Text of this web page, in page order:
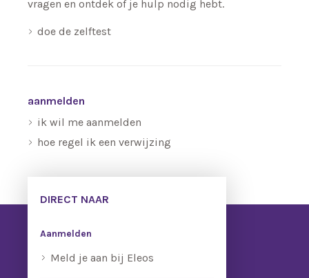
vragen en ontdek of je hulp nodig hebt.
doe de zelftest
aanmelden
ik wil me aanmelden
hoe regel ik een verwijzing
DIRECT NAAR
Aanmelden
Meld je aan bij Eleos